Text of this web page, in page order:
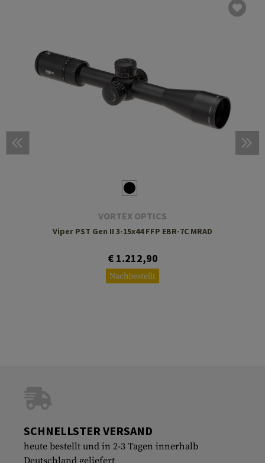
VORTEX OPTICS
Viper PST Gen II 3-15x44 FFP EBR-7C MRAD
€ 1.212,90
Nachbestellt
SCHNELLSTER VERSAND
heute bestellt und in 2-3 Tagen innerhalb
Deutschland geliefert